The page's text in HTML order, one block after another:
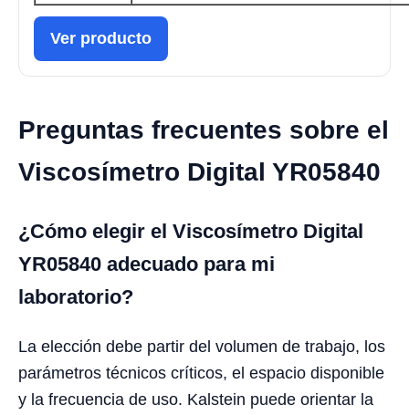
Ver producto
Preguntas frecuentes sobre el
Viscosímetro Digital YR05840
¿Cómo elegir el Viscosímetro Digital
YR05840 adecuado para mi
laboratorio?
La elección debe partir del volumen de trabajo, los
parámetros técnicos críticos, el espacio disponible
y la frecuencia de uso. Kalstein puede orientar la